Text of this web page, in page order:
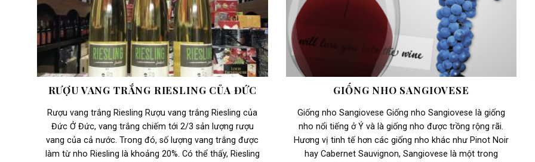
RƯỢU VANG TRẮNG RIESLING CỦA ĐỨC
Rượu vang trắng Riesling Rượu vang trắng Riesling của
Đức Ở Đức, vang trắng chiếm tới 2/3 sản lượng rượu
vang của cả nước. Trong đó, số lượng vang trắng được
làm từ nho Riesling là khoảng 20%. Có thể thấy, Riesling
GIỐNG NHO SANGIOVESE
Giống nho Sangiovese Giống nho Sangiovese là giống
nho nổi tiếng ở Ý và là giống nho được trồng rộng rãi.
Hương vị tinh tế hơn các giống nho khác như Pinot Noir
hay Cabernet Sauvignon, Sangiovese là một trong